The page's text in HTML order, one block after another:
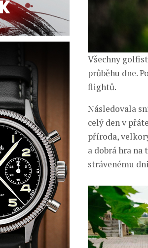
Všechny
průběhu dne.
flightů.
Následovala
celý den v
příroda,
a dobrá hra
strávenému